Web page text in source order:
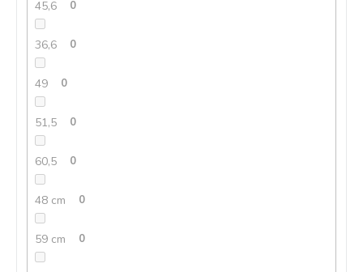
45,6 0
36,6 0
49 0
51,5 0
60,5 0
48 cm 0
59 cm 0